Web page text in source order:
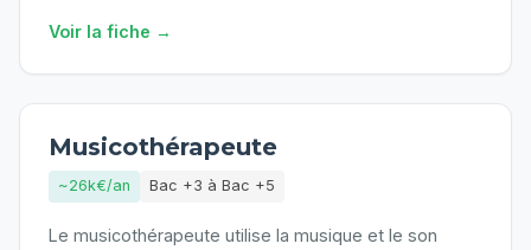
Voir la fiche →
Musicothérapeute
~26k€/an Bac +3 à Bac +5
Le musicothérapeute utilise la musique et le son